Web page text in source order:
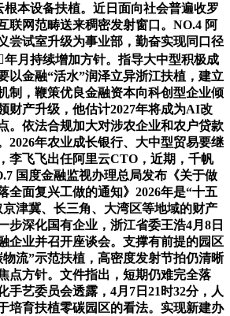
本设备扶植。近日面向社会普遍收罗
联网范畴送来稠密发射窗口。NO.4 阿
尝试室升级为事业部，勤奋实现同口径
月持续增加方针。指导大中型积极成
以金融“活水”润泽立异浙江扶植，建立
制，鞭策优良金融资本向科创型企业倾
财产升级，他估计2027年将成为AI改
。依法合规加大对涉农企业和农户贷款
2026年农业成长银行、大中型贸易要继
李飞飞出任阿里云CTO，近期，千帆
国度金融监视办理总局发布《关于做
全面复兴工做的通知》2026年是“十五
津冀、长三角、大湾区等地域的财产
步深化国有企业，浙江省委王浩4月8日
企业并召开座谈会。支撑有前提的园区
流”示范扶植，高密度发射节拍仍清晰
点方针。文件指出，短期仍难完全落
手艺委员会透露，4月7日21时32分，人
培育扶植零碳园区的看法。实现新建办